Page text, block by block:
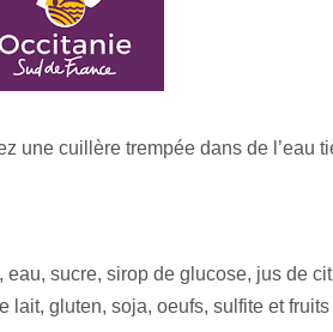
une cuillère trempée dans de l’eau
sucre, sirop de glucose, jus de
gluten, soja, oeufs, sulfite et